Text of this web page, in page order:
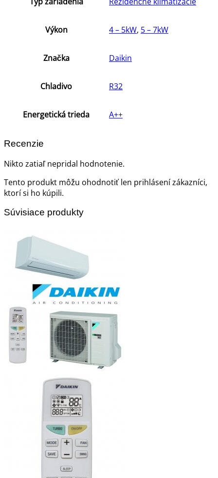
Výkon 4 – 5kW, 5 – 7kW
Značka Daikin
Chladivo R32
Energetická trieda A++
Recenzie
Nikto zatiaľ nepridal hodnotenie.
Tento produkt môžu ohodnotiť len prihlásení zákazníci,
ktorí si ho kúpili.
Súvisiace produkty